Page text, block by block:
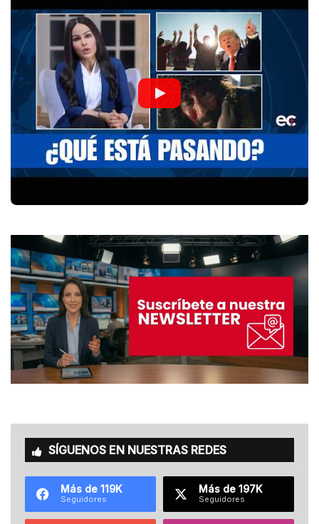
SÍGUENOS EN NUESTRAS REDES
Más de 119K
Seguidores
Más de 197K
Seguidores